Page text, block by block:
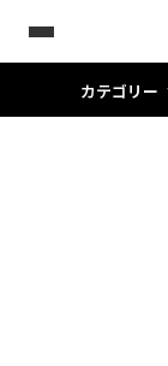
カテゴリー